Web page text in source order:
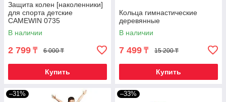
Защита колен [наколенники]
для спорта детские
CAMEWIN 0735
В наличии
2 799 ₸ 6 000 ₸
Купить
Кольца гимнастические
деревянные
В наличии
7 499 ₸ 15 200 ₸
Купить
–31% –33%